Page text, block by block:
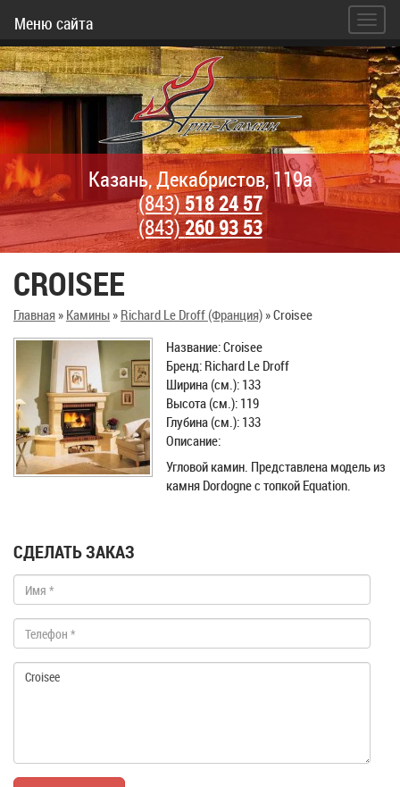
Меню сайта
Казань, Декабристов, 119а
(843)518 24 57
(843)260 93 53
CROISEE
Главная» Камины» Richard Le Droff (Франция)»Croisee
Название: Croisee
Бренд: Richard Le Droff
Ширина (см.): 133
Высота (см.): 119
Глубина (см.): 133
Описание:
Угловой камин. Представлена модель из
камня Dordogne с топкой Equation.
СДЕЛАТЬ ЗАКАЗ